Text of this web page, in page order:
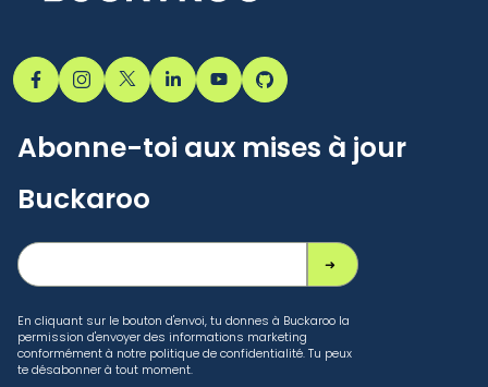
Abonne-toi aux mises à jour
Buckaroo
En cliquant sur le bouton d'envoi, tu donnes à Buckaroo la
permission d'envoyer des informations marketing
conformément à notre politique de confidentialité. Tu peux
te désabonner à tout moment.